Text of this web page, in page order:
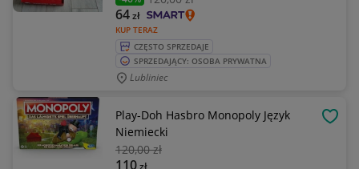
KUP TERAZ
64zł
CZĘSTO SPRZEDAJE
SPRZEDAJĄCY: OSOBA PRYWATNA
Lubliniec
Play-Doh Hasbro Monopoly Język
Niemiecki
120,00 zł
110zł